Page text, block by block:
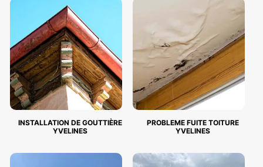
INSTALLATION DE GOUTTIÈRE
YVELINES
PROBLEME FUITE TOITURE
YVELINES